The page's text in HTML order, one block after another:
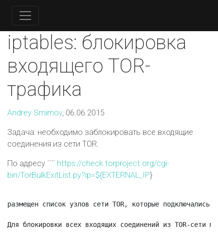
iptables: блокировка
входящего TOR-
трафика
Andrey Smirnov, 06.06.2015
Задача: необходимо заблокировать все входящие
соединения из сети TOR.
По адресу ```` https://check.torproject.org/cgi-
bin/TorBulkExitList.py?ip=${EXTERNAL_IP}
размещен список узлов сети TOR, которые
Для блокировки всех входящих соединений из TOR-сети